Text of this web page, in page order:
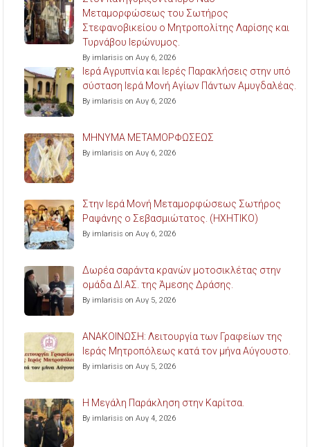
Μεταμορφώσεως του Σωτήρος
Στεφανοβικείου ο Μητροπολίτης Λαρίσης και
Τυρνάβου Ιερώνυμος.
By imlarisis on Αυγ 6, 2026
Ιερά Αγρυπνία και Ιερές Παρακλήσεις στην υπό
σύσταση Ιερά Μονή Αγίων Πάντων Αμυγδαλέας.
By imlarisis on Αυγ 6, 2026
ΜΗΝΥΜΑ ΜΕΤΑΜΟΡΦΩΣΕΩΣ
By imlarisis on Αυγ 6, 2026
Στην Ιερά Μονή Μεταμορφώσεως Σωτήρος
Ραψάνης ο Σεβασμιώτατος. (ΗΧΗΤΙΚΟ)
By imlarisis on Αυγ 6, 2026
Δωρέα σαράντα κρανών μοτοσικλέτας στην
ομάδα ΔΙ.ΑΣ. της Άμεσης Δράσης.
By imlarisis on Αυγ 5, 2026
ΑΝΑΚΟΙΝΩΣΗ: Λειτουργία των Γραφείων της
Ιεράς Μητροπόλεως κατά τον μήνα Αύγουστο.
By imlarisis on Αυγ 5, 2026
Η Μεγάλη Παράκληση στην Καρίτσα.
By imlarisis on Αυγ 4, 2026